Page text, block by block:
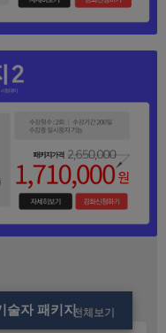
술자 패키지전체보기